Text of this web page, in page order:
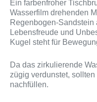
Ein farbenfroher
Wasserfilm drehenden
Regenbogen-Sandstein
Lebensfreude und
Kugel steht für
Da das zirkulierende
zügig verdunstet,
nachfüllen.